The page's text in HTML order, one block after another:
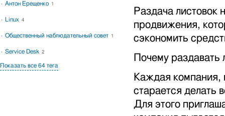
Раздача
продвижения,
сэкономить
Почему раздавать
Каждая компания,
старается делать
Для этого
Антон Ерещенко 1
Linux 4
Общественный наблюдательный совет 1
Service Desk 2
Показать все 64 тега